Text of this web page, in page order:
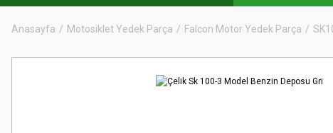
Anasayfa Motosiklet Yedek Parça Falcon Motor Yedek Parça